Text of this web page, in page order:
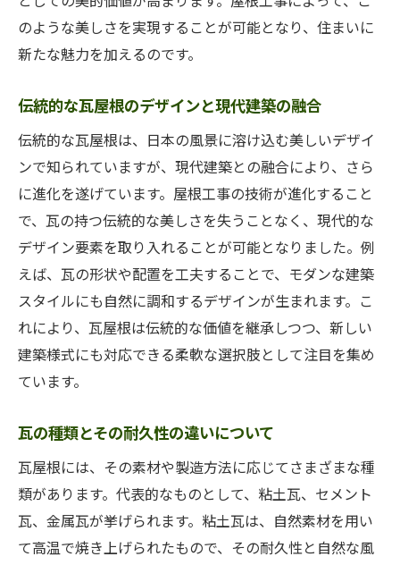
のコツ
瓦屋根はなぜ日本の風土に適しているのか？屋
日本の気候に合った瓦屋根の特性
地域に適した瓦屋根の選び方
屋根工事で活かす日本の伝統的屋根技術
瓦屋根が文化と風土に根付く理由
瓦屋根と日本の四季との関係
地域ごとの瓦屋根の特性と工事法
屋根工事で知っておきたい瓦選びのポイントと
その理由
瓦の選び方が屋根工事の成否を決める
瓦の種類とその選び方の基準
屋根工事の目的による瓦選びの違い
瓦の耐久性とコストパフォーマンスのバラ
ンス
瓦屋根の経年変化とメンテナンス方法を屋根工
のような美しさを実現することが可能となり、住まいに
新たな魅力を加えるのです。
伝統的な瓦屋根のデザインと現代建築の融合
伝統的な瓦屋根は、日本の風景に溶け込む美しいデザイ
ンで知られていますが、現代建築との融合により、さら
に進化を遂げています。屋根工事の技術が進化すること
で、瓦の持つ伝統的な美しさを失うことなく、現代的な
デザイン要素を取り入れることが可能となりました。例
えば、瓦の形状や配置を工夫することで、モダンな建築
スタイルにも自然に調和するデザインが生まれます。こ
れにより、瓦屋根は伝統的な価値を継承しつつ、新しい
建築様式にも対応できる柔軟な選択肢として注目を集め
ています。
瓦の種類とその耐久性の違いについて
瓦屋根には、その素材や製造方法に応じてさまざまな種
類があります。代表的なものとして、粘土瓦、セメント
瓦、金属瓦が挙げられます。粘土瓦は、自然素材を用い
て高温で焼き上げられたもので、その耐久性と自然な風